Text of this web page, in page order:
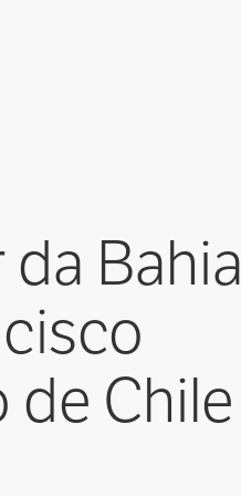
Bahia
de Chile